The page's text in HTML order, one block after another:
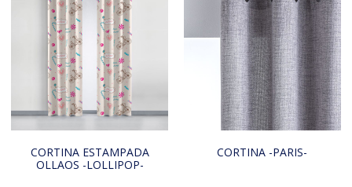
CORTINA ESTAMPADA
OLLAOS -LOLLIPOP-
CORTINA -PARIS-